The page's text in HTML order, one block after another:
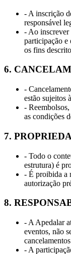
- A inscrição
responsável
- Ao inscrever
participação e
os fins
6.
-
estão sujeitos
-
as condições
7.
- Todo o
estrutura) é
- É proibida a
autorização
8.
- A Apedalar
eventos, não
- A